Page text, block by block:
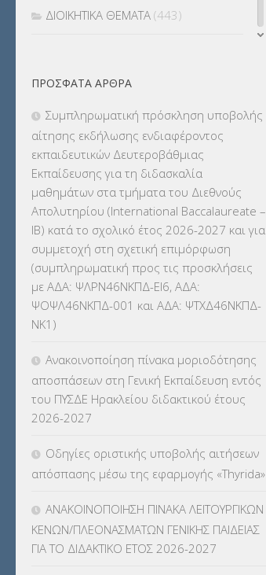
ΔΙΟΙΚΗΤΙΚΑ ΘΕΜΑΤΑ (443)
ΕΚΔΡΟΜΕΣ(7.354)
ΕΚΠΑΙΔΕΥΤΙΚΑ ΘΕΜΑΤΑ (2.824)
ΕΠΑΛ(366)
ΕΠΙΜΟΡΦΩΣΗ Τ.Π.Ε.(10)
ΕΥΡΩΠΑΪΚΑ ΠΡΟΓΡΑΜΜΑΤΑ(230)
ΚΕΣΥ(60)
ΚΕΣΥΠ(109)
ΓΛΩΣΣΟΜΑΘΕΙΑΣ(135)
ΚΠπ- ΚΡΑΤΙΚΟ ΠΙΣΤΟΠΟΙΗΤΙΚΟ
ΠΛΗΡΟΦΟΡΙΚΗΣ
ΛΟΙΠΑ(309)
ΜΕΤΑΘΕΣΕΙΣ-ΤΟΠΟΘΕΤΗΣΕΙΣ
ΒΕΛΤΙΩΣΕΙΣ(319)
ΠΡΌΣΦΑΤΑ ΆΡΘΡΑ
Συμπληρωματική πρόσκληση υποβολής
αίτησης εκδήλωσης ενδιαφέροντος
εκπαιδευτικών Δευτεροβάθμιας
Εκπαίδευσης για τη διδασκαλία
μαθημάτων στα τμήματα του Διεθνούς
Απολυτηρίου (International Baccalaureate –
IB) κατά το σχολικό έτος 2026-2027 και για
συμμετοχή στη σχετική επιμόρφωση
(συμπληρωματική προς τις προσκλήσεις
με ΑΔΑ: ΨΛΡΝ46ΝΚΠΔ-ΕΙ6, ΑΔΑ:
ΨΟΨΛ46ΝΚΠΔ-001 και ΑΔΑ: ΨΤΧΔ46ΝΚΠΔ-
ΝΚ1)
Ανακοινοποίηση πίνακα μοριοδότησης
αποσπάσεων στη Γενική Εκπαίδευση εντός
του ΠΥΣΔΕ Ηρακλείου διδακτικού έτους
2026-2027
Οδηγίες οριστικής υποβολής αιτήσεων
απόσπασης μέσω της εφαρμογής «Thyrida»
ΑΝΑΚΟΙΝΟΠΟΙΗΣΗ ΠΙΝΑΚΑ ΛΕΙΤΟΥΡΓΙΚΩΝ
ΚΕΝΩΝ/ΠΛΕΟΝΑΣΜΑΤΩΝ ΓΕΝΙΚΗΣ ΠΑΙΔΕΙΑΣ
ΓΙΑ ΤΟ ΔΙΔΑΚΤΙΚΟ ΕΤΟΣ 2026-2027